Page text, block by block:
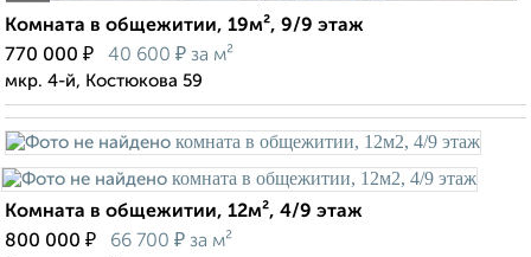
Комната в общежитии, 19м², 9/9 этаж
770 000 ₽ 40 600 ₽ за м²
мкр. 4-й, Костюкова 59
Комната в общежитии, 12м², 4/9 этаж
800 000 ₽ 66 700 ₽ за м²